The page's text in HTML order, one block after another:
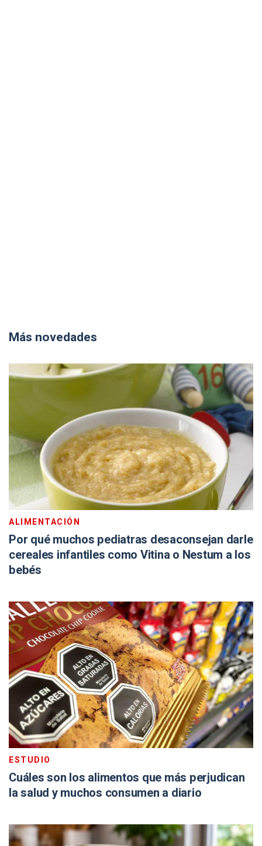
Más novedades
ALIMENTACIÓN
Por qué muchos pediatras desaconsejan darle
cereales infantiles como Vitina o Nestum a los
bebés
ESTUDIO
Cuáles son los alimentos que más perjudican
la salud y muchos consumen a diario